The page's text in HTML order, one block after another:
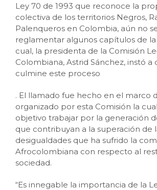
Ley 70 de 1993 que reconoce la
colectiva de los territorios Negros,
Palenqueros en Colombia, aún no
reglamentar algunos capítulos de
cual, la presidenta de la Comisión
Colombiana, Astrid Sánchez, instó a
culmine este proceso
. El llamado fue hecho en el marco
organizado por esta Comisión la
objetivo trabajar por la generación
que contribuyan a la superación de
desigualdades que ha sufrido la
Afrocolombiana con respecto al
sociedad.
“Es innegable la importancia de la